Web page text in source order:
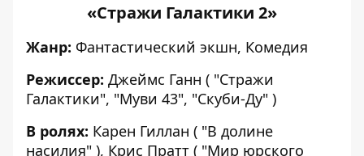
«Стражи Галактики 2»
Жанр: Фантастический экшн, Комедия
Режиссер: Джеймс Ганн ( "Стражи
Галактики", "Муви 43", "Скуби-Ду" )
В ролях: Карен Гиллан ( "В долине
насилия" ), Крис Пратт ( "Мир юрского